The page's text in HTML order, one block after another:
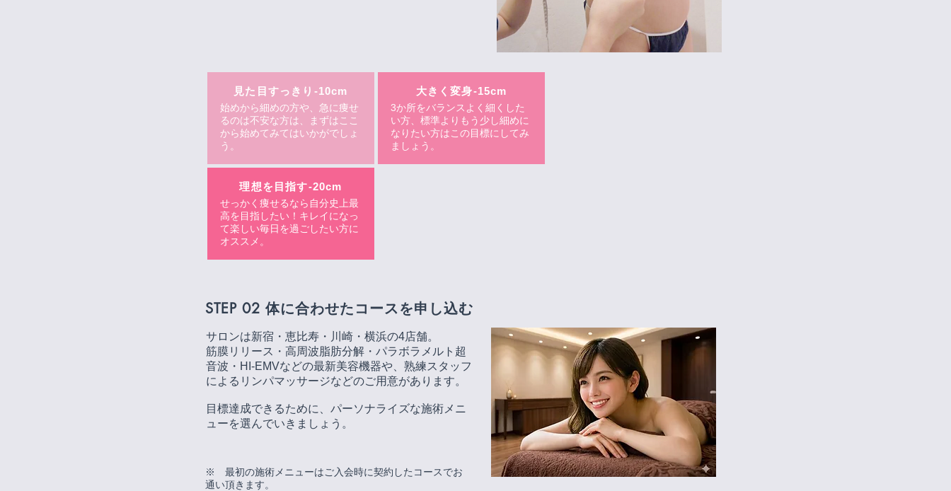
見た目すっきり-10cm
始めから細めの方や、急に痩せ
るのは不安な方は、まずはここ
から始めてみてはいかがでしょ
う。
大きく変身-15cm
3か所をバランスよく細くした
い方、標準よりもう少し細めに
なりたい方はこの目標にしてみ
ましょう。
理想を目指す-20cm
せっかく痩せるなら自分史上最
高を目指したい！キレイになっ
て楽しい毎日を過ごしたい方に
オススメ。
STEP 02 体に合わせたコースを申し込む
サロンは新宿・恵比寿・川崎・横浜の4店舗。
筋膜リリース・高周波脂肪分解・パラボラメルト超
音波・HI-EMVなどの最新美容機器や、熟練スタッフ
によるリンパマッサージなどのご用意があります。
​目標達成できるために、パーソナライズな施術メニ
ューを選んでいきましょう。
※ 最初の施術メニューはご入会時に契約したコースでお
通い頂きます。